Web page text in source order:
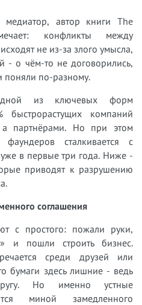
автор книги The
конфликты между
не из-за злого умысла,
- о чём-то не договорились,
поняли по-разному.
одной из ключевых форм
быстрорастущих компаний
партнёрами. Но при этом
сталкивается с
в первые три года. Ниже -
приводят к разрушению
соглашения
с простого: пожали руки,
и пошли строить бизнес.
среди друзей или
бумаги здесь лишние - ведь
Но именно устные
миной замедленного